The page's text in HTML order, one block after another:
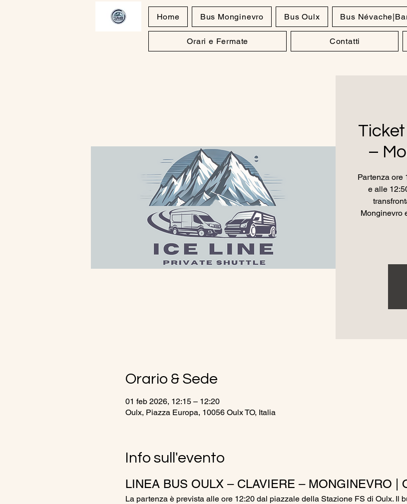
Home Bus Monginevro Bus Oulx Bus
Orari e Fermate Contatti
–
Partenza ore
e alle
Monginevro
Orario & Sede
01 feb 2026, 12:15 – 12:20
Oulx, Piazza Europa, 10056 Oulx TO, Italia
Info sull'evento
LINEA BUS OULX – CLAVIERE – MONGINEVRO |
La partenza è prevista alle ore 12:20 dal piazzale della Stazione FS di Oulx. Il